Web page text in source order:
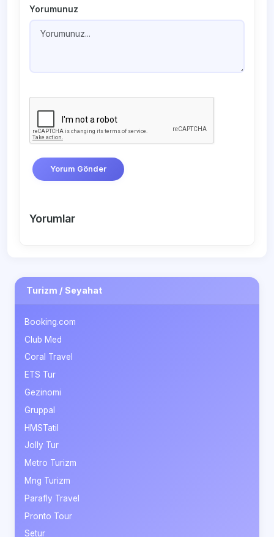
Yorumunuz
Yorum Gönder
Yorumlar
Turizm / Seyahat
Booking.com
Club Med
Coral Travel
ETS Tur
Gezinomi
Gruppal
HMSTatil
Jolly Tur
Metro Turizm
Mng Turizm
Parafly Travel
Pronto Tour
Setur